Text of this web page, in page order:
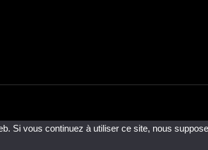
Si vous continuez à utiliser ce site, nous